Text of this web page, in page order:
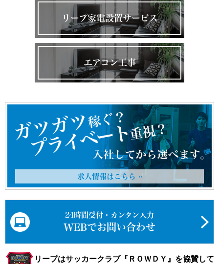
リープ家電設置サービス
エアコン工事
求人情報はこちら ››
24時間受付・カンタン入力
WEBでお問い合わせ
リープはサッカークラブ『ＲＯＷＤＹ』を協賛して